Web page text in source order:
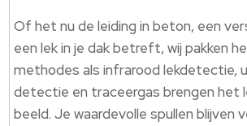
Of het nu de leiding in beton, een
een lek in je dak betreft, wij pakken
methodes als infrarood lekdetectie,
detectie en traceergas brengen het
beeld.​ Je waardevolle spullen blijven